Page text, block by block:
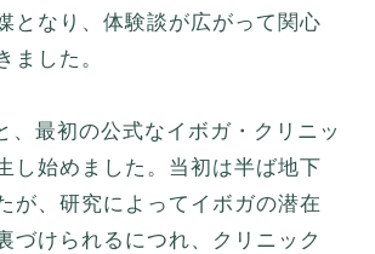
となり、体験談が広がって関心
ました。
、最初の公式なイボガ・クリニッ
し始めました。当初は半ば地下
が、研究によってイボガの潜在
づけられるにつれ、クリニック